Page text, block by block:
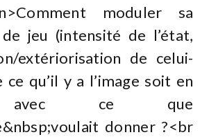
moduler sa
jeu (intensité de l’état,
extériorisation de celui-
qu’il y a l’image soit en
avec ce que
donner ?<br